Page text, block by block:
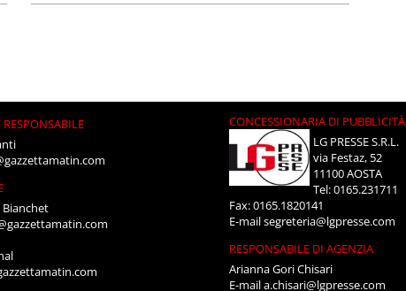
RESPONSABILE
CONCESSIONARIA DI PUBBLICITÀ
LG PRESSE S.R.L.
via Festaz, 52
11100 AOSTA
Tel: 0165.231711
Fax: 0165.1820141
E-mailsegreteria@lgpresse.com
RESPONSABILE DI AGENZIA
Arianna Gori Chisari
E-maila.chisari@lgpresse.com